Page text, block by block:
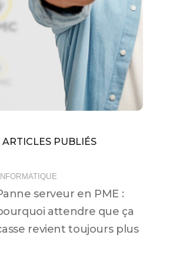
ARTICLES PUBLIÉS
INFORMATIQUE
serveur en PME :
attendre que ça
revient toujours plus